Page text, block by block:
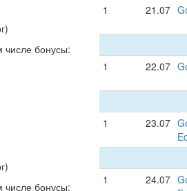
числе бонусы:
числе бонусы:
1
21.07
1
22.07
1
23.07
1
24.07